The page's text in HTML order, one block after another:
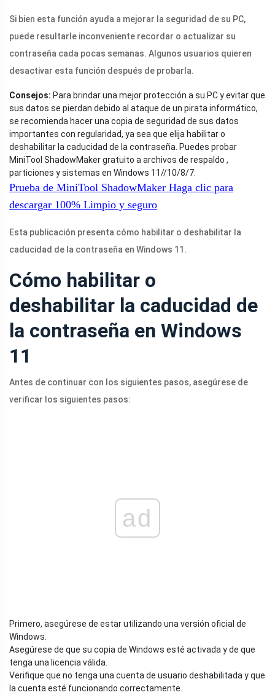
Si bien esta función ayuda a mejorar la seguridad de su PC,
puede resultarle inconveniente recordar o actualizar su
contraseña cada pocas semanas. Algunos usuarios quieren
desactivar esta función después de probarla.
Consejos: Para brindar una mejor protección a su PC y evitar que
sus datos se pierdan debido al ataque de un pirata informático,
se recomienda hacer una copia de seguridad de sus datos
importantes con regularidad, ya sea que elija habilitar o
deshabilitar la caducidad de la contraseña. Puedes probar
MiniTool ShadowMaker gratuito a archivos de respaldo ,
particiones y sistemas en Windows 11//10/8/7.
Prueba de MiniTool ShadowMaker Haga clic para
descargar 100% Limpio y seguro
Esta publicación presenta cómo habilitar o deshabilitar la
caducidad de la contraseña en Windows 11.
Cómo habilitar o
deshabilitar la caducidad de
la contraseña en Windows
11
Antes de continuar con los siguientes pasos, asegúrese de
verificar los siguientes pasos:
ad
Primero, asegúrese de estar utilizando una versión oficial de
Windows.
Asegúrese de que su copia de Windows esté activada y de que
tenga una licencia válida.
Verifique que no tenga una cuenta de usuario deshabilitada y que
la cuenta esté funcionando correctamente.